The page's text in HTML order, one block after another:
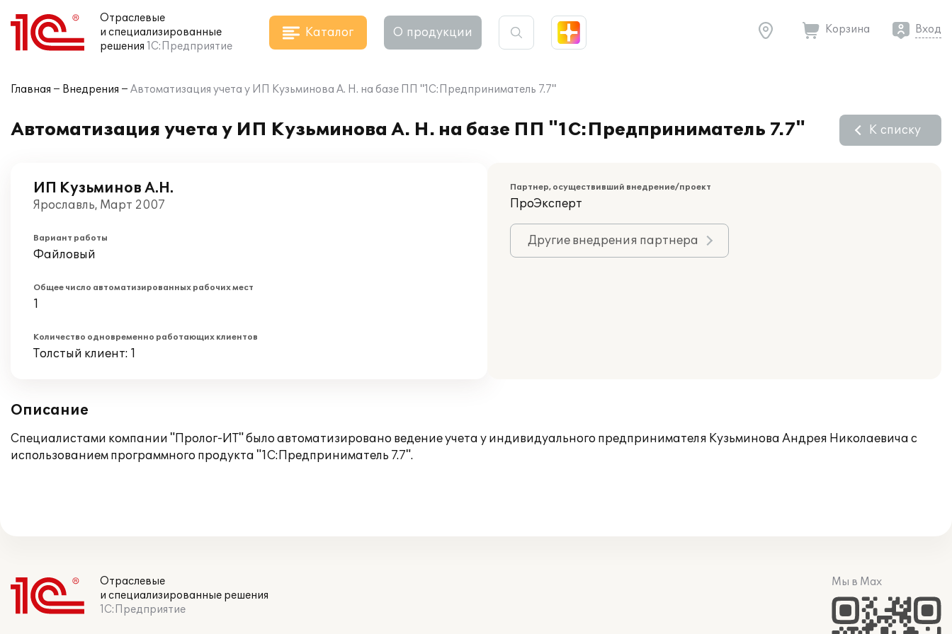
Отраслевые
и специализированные
решения 1С:Предприятие
Каталог О продукции Корзина Вход
Главная Внедрения Автоматизация учета у ИП Кузьминова А. Н. на базе ПП "1С:Предприниматель 7.7"
Автоматизация учета у ИП Кузьминова А. Н. на базе ПП "1С:Предприниматель 7.7" К списку
ИП Кузьминов А.Н.
Ярославль, Март 2007
Вариант работы
Файловый
Общее число автоматизированных рабочих мест
1
Количество одновременно работающих клиентов
Толстый клиент: 1
Партнер, осуществивший внедрение/проект
ПроЭксперт
Другие внедрения партнера
Описание
Специалистами компании "Пролог-ИТ" было автоматизировано ведение учета у индивидуального предпринимателя Кузьминова Андрея Николаевича с
использованием программного продукта "1С:Предприниматель 7.7".
Отраслевые
и специализированные решения
1С:Предприятие
Мы в Max